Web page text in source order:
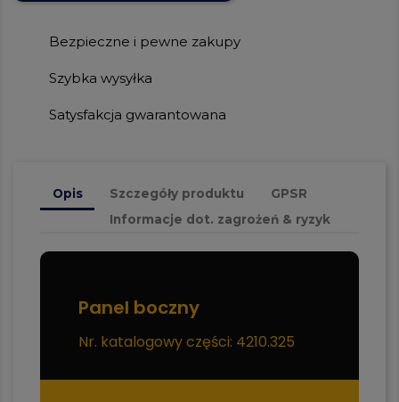
Bezpieczne i pewne zakupy
Szybka wysyłka
Satysfakcja gwarantowana
Opis Szczegóły produktu
GPSR
Informacje dot. zagrożeń & ryzyk
Panel boczny
Nr. katalogowy części: 4210.325